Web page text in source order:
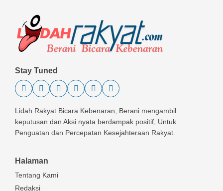
Stay Tuned
Lidah Rakyat Bicara Kebenaran, Berani mengambil
keputusan dan Aksi nyata berdampak positif, Untuk
Penguatan dan Percepatan Kesejahteraan Rakyat.
Halaman
Tentang Kami
Redaksi